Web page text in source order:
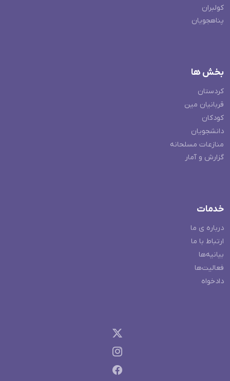
کولبران
پناهجویان
بخش ها
کردستان
قربانیان مین
کودکان
دانشجویان
منازعات مسلحانه
گزارش و آمار
خدمات
درباره ی ما
ارتباط با ما
بیانیه‌ها
فعالیت‌ها
دادخواه